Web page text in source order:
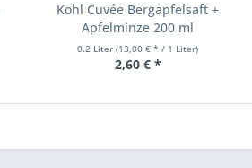
Kohl Cuvée Bergapfelsaft +
Apfelminze 200 ml
0.2 Liter(13,00 € * / 1 Liter)
2,60 € *